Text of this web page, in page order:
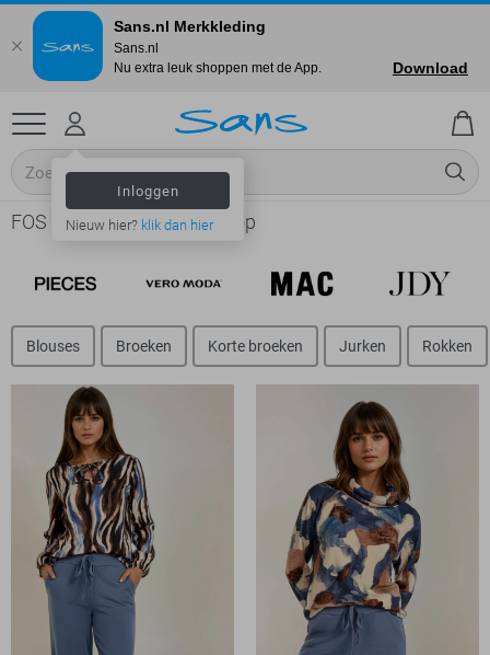
Inloggen
Nieuw hier? klik dan hier
FOS Amsterdam online shop
Blouses Broeken Korte broeken Jurken Rokken
Sans.nl Merkkleding
Sans.nl
Nu extra leuk shoppen met de App.
Download